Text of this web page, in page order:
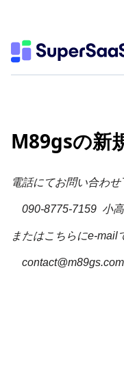
M89gsの新
電話にてお問い合わせ
090-8775-7159 小
またはこちらにe-mail
contact@m89gs.com